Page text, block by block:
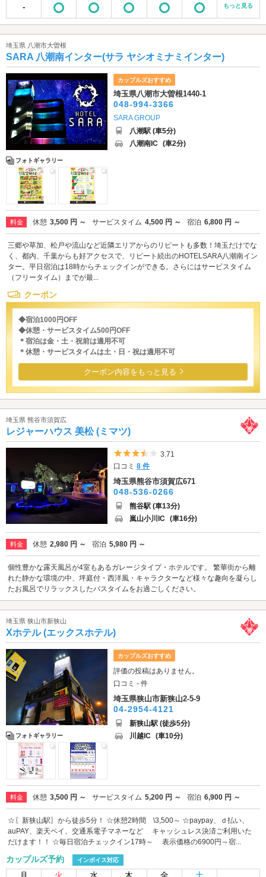
-
もっと見る
埼玉県 八潮市大曽根
SARA 八潮南インター(サラ ヤシオミナミインター)
フォトギャラリー
カップルズおすすめ
埼玉県八潮市大曽根1440-1
048-994-3366
SARA GROUP
八潮駅 (車5分)
八潮南IC (車2分)
料金 休憩 3,500 円 ～ サービスタイム 4,500 円 ～ 宿泊 6,800 円 ～
三郷や草加、松戸や流山など近隣エリアからのリピートも多数！埼玉だけでな
く、都内、千葉からも好アクセスで、リピート続出のHOTELSARA八潮南イン
ター。平日宿泊は18時からチェックインができる。さらにはサービスタイム
（フリータイム）までが最...
クーポン
◆宿泊1000円OFF
◆休憩・サービスタイム500円OFF
＊宿泊は金・土・祝前は適用不可
＊休憩・サービスタイムは土・日・祝は適用不可
クーポン内容をもっと見る
埼玉県 熊谷市須賀広
レジャーハウス 美松 (ミマツ)
5つ星のうち3.5
3.71
口コミ8 件
埼玉県熊谷市須賀広671
048-536-0266
熊谷駅 (車13分)
嵐山小川IC (車16分)
料金 休憩 2,980 円 ～ 宿泊 5,980 円 ～
個性豊かな露天風呂が4室もあるガレージタイプ・ホテルです。 繁華街から離
れた静かな環境の中、坪庭付・西洋風・キャラクターなど様々な趣向を凝らし
たお風呂でリラックスしたバスタイムをお過ごしください。
埼玉県 狭山市新狭山
Xホテル (エックスホテル)
フォトギャラリー
カップルズおすすめ
評価の投稿はありません。
口コミ - 件
埼玉県狭山市新狭山2-5-9
04-2954-4121
新狭山駅 (徒歩5分)
川越IC (車10分)
料金 休憩 3,500 円 ～ サービスタイム 5,200 円 ～ 宿泊 6,900 円 ～
☆〖新狭山駅〗から徒歩5分！ ☆休憩2時間 \3,500～ ☆paypay、ｄ払い、
auPAY、楽天ペイ、交通系電子マネーなど キャッシュレス決済ご利用いた
だけます！！ ☆毎日宿泊チェックイン17時～ 表示価格の6900円～宿...
カップルズ予約 インボイス対応